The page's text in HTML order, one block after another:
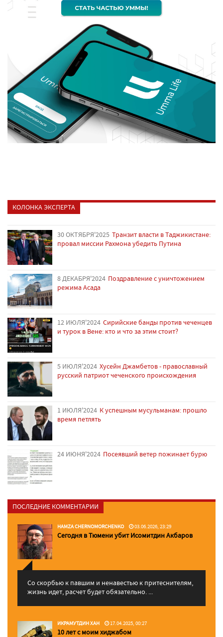
КОЛОНКА ЭКСПЕРТА
30 ОКТЯБРЯ'2025 Транзит власти в Таджикистане:
провал миссии Рахмона убедить Путина
8 ДЕКАБРЯ'2024 Поздравление с уничтожением
режима Асада
12 ИЮЛЯ'2024 Сирийские банды против чеченцев
и турок в Вене: кто и что за этим стоит?
5 ИЮЛЯ'2024 Хусейн Джамбетов - православный
русский патриот чеченского происхождения
1 ИЮЛЯ'2024 К успешным мусульманам: прошло
время петлять
24 ИЮНЯ'2024 Посеявший ветер пожинает бурю
ПОСЛЕДНИЕ КОММЕНТАРИИ
HAMZA CHERNOMORCHENKO 03.06.2026, 23:29
Сегодня в Тюмени убит Исомитдин Акбаров
Со скорбью к павшим и ненавестью к притеснителям,
жизнь идет, расчет будет обязательно. ...
ИКРАМУТДИН ХАН 17.04.2025, 00:27
10 лет с моим хиджабом